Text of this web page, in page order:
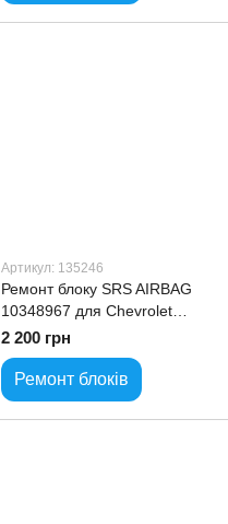
Артикул: 135246
Ремонт блоку SRS AIRBAG
10348967 для Chevrolet
MonteCarlo
2 200 грн
Ремонт блоків